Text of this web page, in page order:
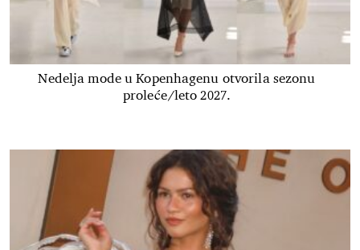
Nedelja mode u Kopenhagenu otvorila sezonu
proleće/leto 2027.